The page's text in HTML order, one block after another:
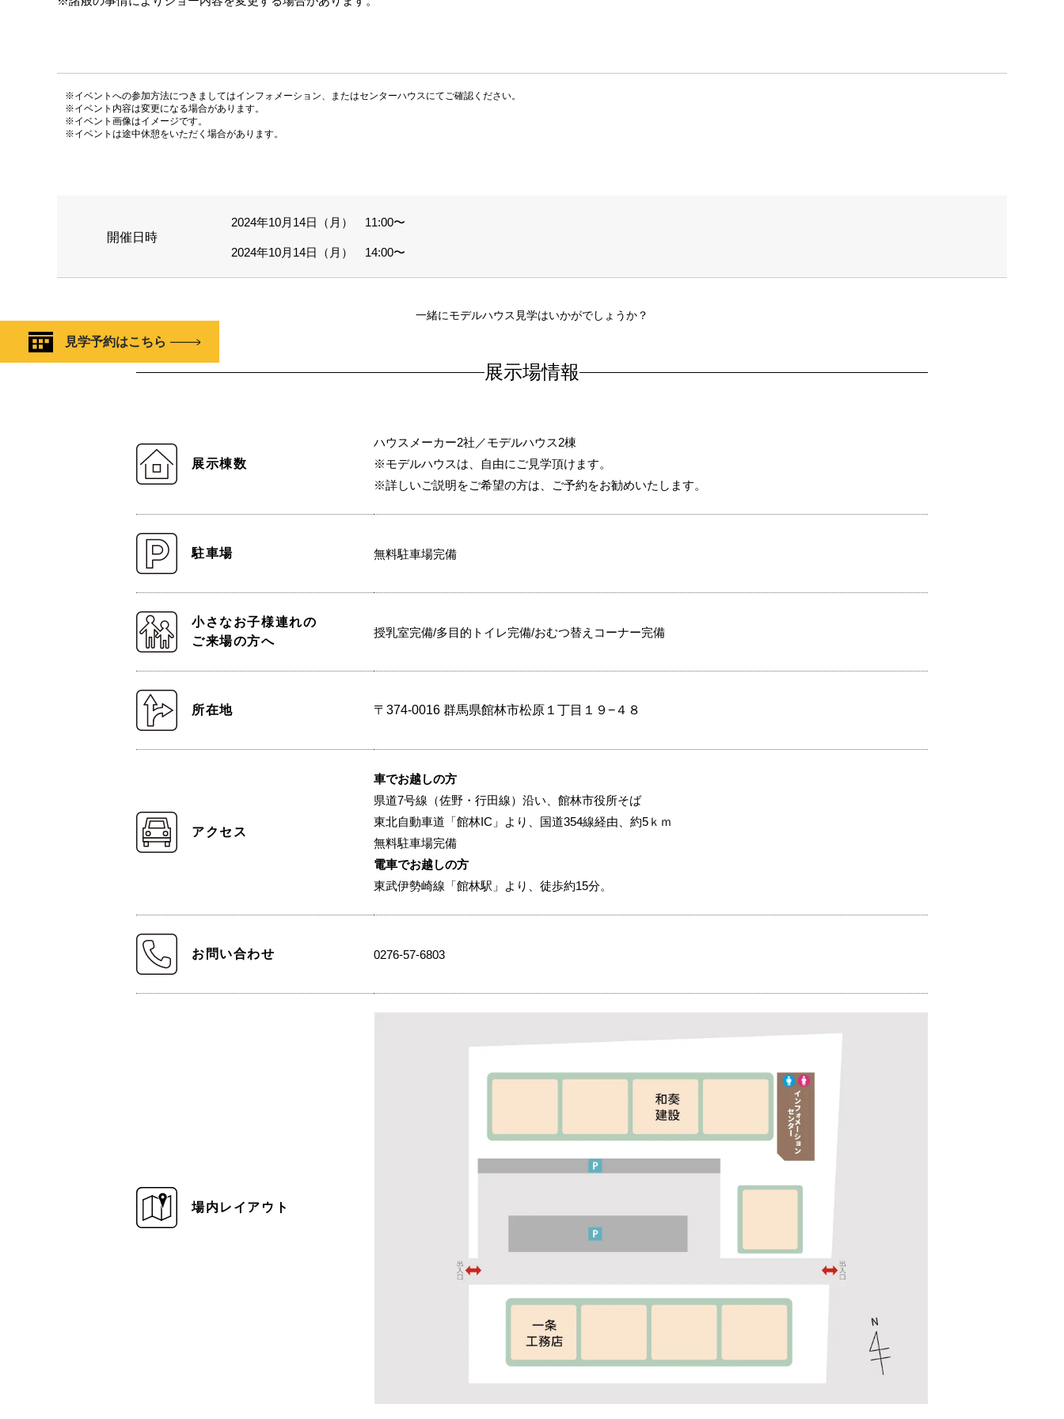
※イベントへの参加方法につきましてはインフォメーション、またはセンターハウスにてご確認ください。
※イベント内容は変更になる場合があります。
※イベント画像はイメージです。
※イベントは途中休憩をいただく場合があります。
開催日時
2024年10月14日（月） 11:00〜
2024年10月14日（月） 14:00〜
一緒にモデルハウス見学はいかがでしょうか？
見学予約はこちら
展示場情報
展示棟数
ハウスメーカー2社／モデルハウス2棟
※モデルハウスは、自由にご見学頂けます。
※詳しいご説明をご希望の方は、ご予約をお勧めいたします。
駐車場 無料駐車場完備
小さなお子様連れの
ご来場の方へ
授乳室完備/多目的トイレ完備/おむつ替えコーナー完備
所在地 〒374-0016 群馬県館林市松原１丁目１９−４８
アクセス
車でお越しの方
県道7号線（佐野・行田線）沿い、館林市役所そば
東北自動車道「館林IC」より、国道354線経由、約5ｋｍ
無料駐車場完備
電車でお越しの方
東武伊勢崎線「館林駅」より、徒歩約15分。
お問い合わせ 0276-57-6803
場内レイアウト